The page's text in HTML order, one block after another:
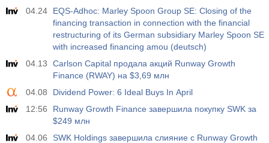
USD
Акт.
-27.3 тыс
Прог.
Пред.
-17.2 тыс
19:30
Чистый объем спекулятивных позиций по Nasdaq
100 от CFTC
-14.6 тыс
4.9 тыс
04.24
EQS-Adhoc: Marley Spoon Group SE: Closing of the
financing transaction in connection with the financial
restructuring of its German subsidiary Marley Spoon SE
with increased financing amou (deutsch)
04.13
Carlson Capital продала акций Runway Growth
Finance (RWAY) на $3,69 млн
04.08
Dividend Power: 6 Ideal Buys In April
12:56
Runway Growth Finance завершила покупку SWK за
$249 млн
04.06
SWK Holdings завершила слияние с Runway Growth